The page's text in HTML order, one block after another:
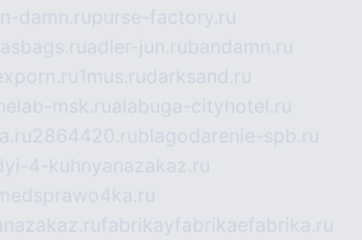
damn.rupurse-factory.ru
adler-jun.rubandamn.ru
1mus.rudarksand.ru
msk.rualabuga-cityhotel.ru
2864420.rublagodarenie-spb.ru
4-kuhnyanazakaz.ru
medsprawo4ka.ru
fabrikayfabrikaefabrika.ru